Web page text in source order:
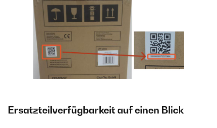
Ersatzteilverfügbarkeit auf einen Blick